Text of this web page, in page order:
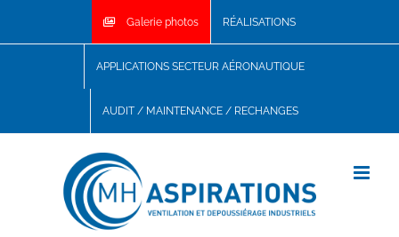
Galerie photos RÉALISATIONS
APPLICATIONS SECTEUR AÉRONAUTIQUE
AUDIT / MAINTENANCE / RECHANGES